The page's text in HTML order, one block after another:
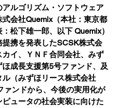
ルゴリズム・ソフトウェア
会社Quemix（本社：東京都
松下雄一郎、以下 Quemix）
携を発表したSCSK株式会
イ、ＹＮＦ合同会社、みず
成長支援第5号ファンド、及
（みずほリース株式会社
ァンドから、今後の実用化が
ュータの社会実装に向けた